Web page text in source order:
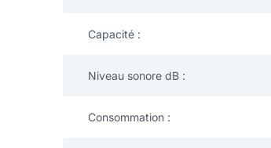
Capacité :
Niveau sonore dB :
Consommation :